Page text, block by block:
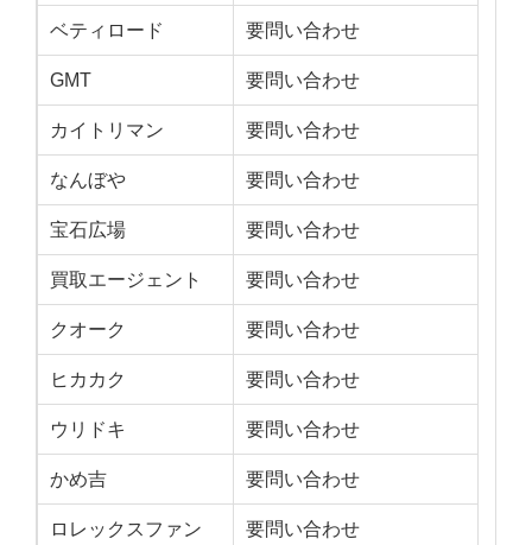
ベティロード 要問い合わせ
GMT 要問い合わせ
カイトリマン 要問い合わせ
なんぼや 要問い合わせ
宝石広場 要問い合わせ
買取エージェント 要問い合わせ
クオーク 要問い合わせ
ヒカカク 要問い合わせ
ウリドキ 要問い合わせ
かめ吉 要問い合わせ
ロレックスファン 要問い合わせ